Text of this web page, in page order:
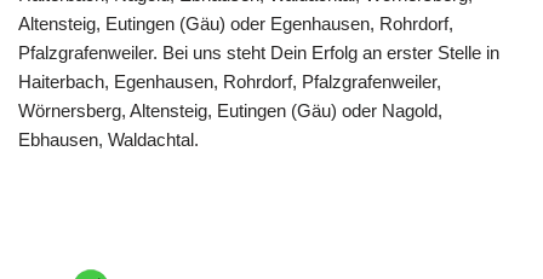
Altensteig, Eutingen (Gäu) oder Egenhausen, Rohrdorf,
Pfalzgrafenweiler. Bei uns steht Dein Erfolg an erster Stelle in
Haiterbach, Egenhausen, Rohrdorf, Pfalzgrafenweiler,
Wörnersberg, Altensteig, Eutingen (Gäu) oder Nagold,
Ebhausen, Waldachtal.